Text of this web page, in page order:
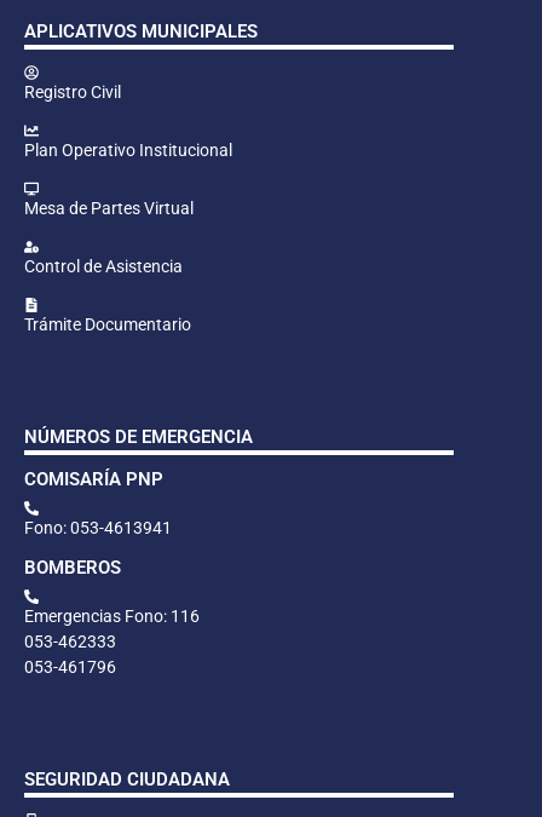
APLICATIVOS MUNICIPALES
Registro Civil
Plan Operativo Institucional
Mesa de Partes Virtual
Control de Asistencia
Trámite Documentario
NÚMEROS DE EMERGENCIA
COMISARÍA PNP
Fono: 053-4613941
BOMBEROS
Emergencias Fono: 116
053-462333
053-461796
SEGURIDAD CIUDADANA